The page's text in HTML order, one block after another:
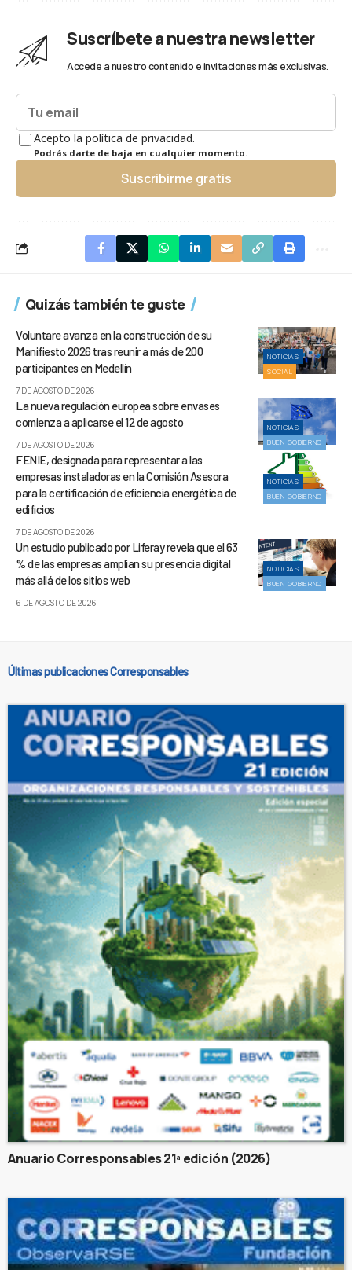
Suscríbete a nuestra newsletter
Accede a nuestro contenido e invitaciones más exclusivas.
Acepto la política de privacidad.
Podrás darte de baja en cualquier momento.
Suscribirme gratis
Quizás también te guste
NOTICIAS
SOCIAL
Voluntare avanza en la construcción de su
Manifiesto 2026 tras reunir a más de 200
participantes en Medellín
7 DE AGOSTO DE 2026
NOTICIAS
BUEN GOBIERNO
La nueva regulación europea sobre envases
comienza a aplicarse el 12 de agosto
7 DE AGOSTO DE 2026
NOTICIAS
BUEN GOBIERNO
FENIE, designada para representar a las
empresas instaladoras en la Comisión Asesora
para la certificación de eficiencia energética de
edificios
7 DE AGOSTO DE 2026
NOTICIAS
BUEN GOBIERNO
Un estudio publicado por Liferay revela que el 63
% de las empresas amplían su presencia digital
más allá de los sitios web
6 DE AGOSTO DE 2026
Últimas publicaciones Corresponsables
Anuario Corresponsables 21ª edición (2026)